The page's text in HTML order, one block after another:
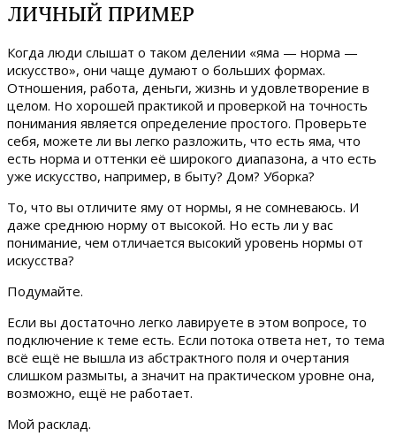
ЛИЧНЫЙ ПРИМЕР
Когда люди слышат о таком делении «яма — норма —
искусство», они чаще думают о больших формах.
Отношения, работа, деньги, жизнь и удовлетворение в
целом. Но хорошей практикой и проверкой на точность
понимания является определение простого. Проверьте
себя, можете ли вы легко разложить, что есть яма, что
есть норма и оттенки её широкого диапазона, а что есть
уже искусство, например, в быту? Дом? Уборка?
То, что вы отличите яму от нормы, я не сомневаюсь. И
даже среднюю норму от высокой. Но есть ли у вас
понимание, чем отличается высокий уровень нормы от
искусства?
Подумайте.
Если вы достаточно легко лавируете в этом вопросе, то
подключение к теме есть. Если потока ответа нет, то тема
всё ещё не вышла из абстрактного поля и очертания
слишком размыты, а значит на практическом уровне она,
возможно, ещё не работает.
Мой расклад.